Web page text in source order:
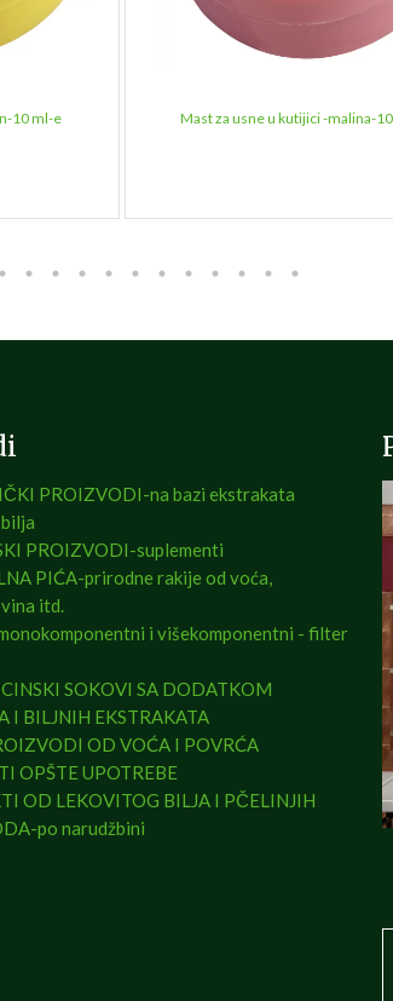
10 ml-e Mast za usne u kutijici -malina-
PROIZVODI-na bazi ekstrakata
PROIZVODI-suplementi
PIĆA-prirodne rakije od voća,
itd.
i višekomponentni - filter
SOKOVI SA DODATKOM
I BILJNIH EKSTRAKATA
OD VOĆA I POVRĆA
OPŠTE UPOTREBE
OD LEKOVITOG BILJA I PČELINJIH
po narudžbini